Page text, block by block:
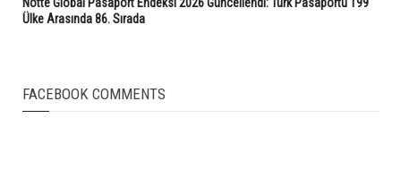
Ülke Arasında 86. Sırada
FACEBOOK COMMENTS